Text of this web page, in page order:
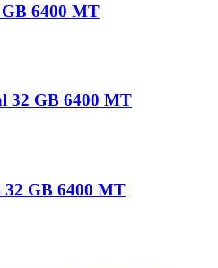
6400 MT
32 GB 6400 MT
GB 6400 MT